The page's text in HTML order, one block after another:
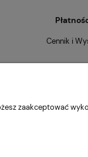
Cennik i
zaakceptować